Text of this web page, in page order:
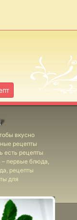
вкусно
рецепты
есть рецепты
– первые блюда,
рецепты
для